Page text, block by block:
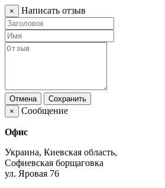
× Написать отзыв
Отмена
Сохранить
×
Сообщение
Офис
Украина, Киевская область,
Софиевская борщаговка
ул. Яровая 76